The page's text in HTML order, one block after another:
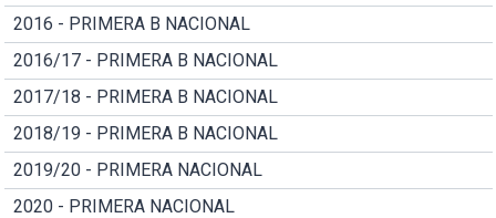
2016 - PRIMERA B NACIONAL
2016/17 - PRIMERA B NACIONAL
2017/18 - PRIMERA B NACIONAL
2018/19 - PRIMERA B NACIONAL
2019/20 - PRIMERA NACIONAL
2020 - PRIMERA NACIONAL